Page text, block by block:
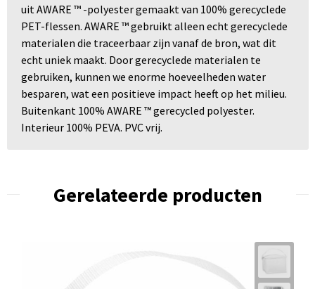
uit AWARE ™ -polyester gemaakt van 100% gerecyclede
PET-flessen. AWARE ™ gebruikt alleen echt gerecyclede
materialen die traceerbaar zijn vanaf de bron, wat dit
echt uniek maakt. Door gerecyclede materialen te
gebruiken, kunnen we enorme hoeveelheden water
besparen, wat een positieve impact heeft op het milieu.
Buitenkant 100% AWARE ™ gerecycled polyester.
Interieur 100% PEVA. PVC vrij.
Gerelateerde producten